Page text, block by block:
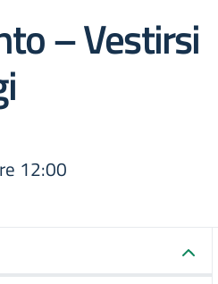
– Vestirsi
12:00